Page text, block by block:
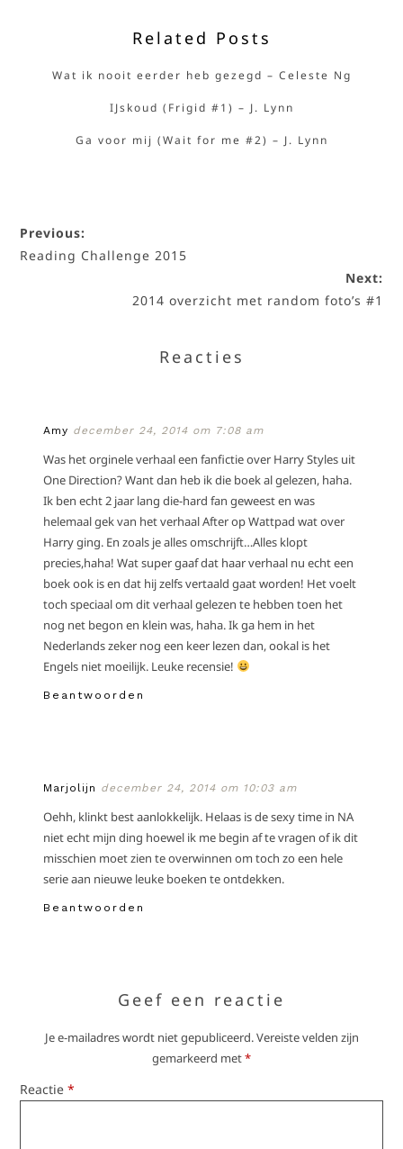
Related Posts
Wat ik nooit eerder heb gezegd – Celeste Ng
IJskoud (Frigid #1) – J. Lynn
Ga voor mij (Wait for me #2) – J. Lynn
Previous:
Reading Challenge 2015
Next:
2014 overzicht met random foto’s #1
Reacties
Amy december 24, 2014 om 7:08 am
Was het orginele verhaal een fanfictie over Harry Styles uit
One Direction? Want dan heb ik die boek al gelezen, haha.
Ik ben echt 2 jaar lang die-hard fan geweest en was
helemaal gek van het verhaal After op Wattpad wat over
Harry ging. En zoals je alles omschrijft…Alles klopt
precies,haha! Wat super gaaf dat haar verhaal nu echt een
boek ook is en dat hij zelfs vertaald gaat worden! Het voelt
toch speciaal om dit verhaal gelezen te hebben toen het
nog net begon en klein was, haha. Ik ga hem in het
Nederlands zeker nog een keer lezen dan, ookal is het
Engels niet moeilijk. Leuke recensie!
Beantwoorden
Marjolijn december 24, 2014 om 10:03 am
Oehh, klinkt best aanlokkelijk. Helaas is de sexy time in NA
niet echt mijn ding hoewel ik me begin af te vragen of ik dit
misschien moet zien te overwinnen om toch zo een hele
serie aan nieuwe leuke boeken te ontdekken.
Beantwoorden
Geef een reactie
Je e-mailadres wordt niet gepubliceerd.Vereiste velden zijn
gemarkeerd met*
Reactie*